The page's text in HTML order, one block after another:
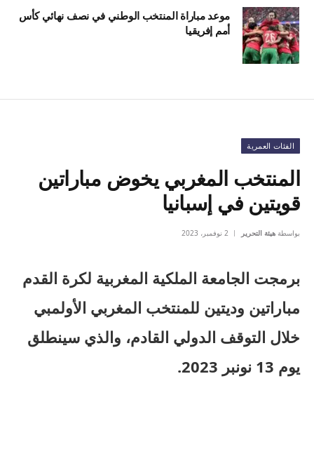
موعد مباراة المنتخب الوطني في نصف نهائي كأس
أمم إفريقيا
الفئات العمرية
المنتخب المغربي يخوض مباراتين
قويتين في إسبانيا
بواسطة هيئة التحرير 2 نوفمبر، 2023
برمجت الجامعة الملكية المغربية لكرة القدم
مباراتين وديتين للمنتخب المغربي الأولمبي
خلال التوقف الدولي القادم، والذي سينطلق
يوم 13 نونبر 2023.